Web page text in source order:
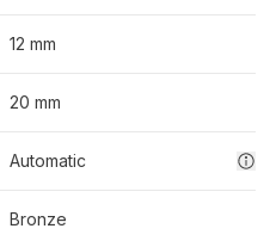
12 mm
20 mm
Automatic
Bronze